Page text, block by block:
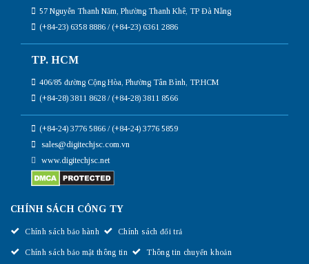
57 Nguyễn Thanh Năm, Phường Thanh Khê, TP Đà Nẵng
(+84-23) 6358 8886 / (+84-23) 6361 2886
TP. HCM
406/85 đường Cộng Hòa, Phường Tân Bình, TP.HCM
(+84-28) 3811 8628 / (+84-28) 3811 8566
(+84-24) 3776 5866 / (+84-24) 3776 5859
sales@digitechjsc.com.vn
www.digitechjsc.net
CHÍNH SÁCH CÔNG TY
Chính sách bảo hành Chính sách đổi trả
Chính sách bảo mật thông tin Thông tin chuyển khoản